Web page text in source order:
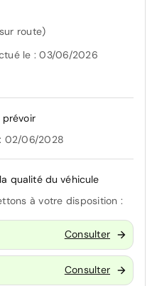
route)
le : 03/06/2026
prévoir
02/06/2028
qualité du véhicule
à votre disposition :
Consulter
Consulter